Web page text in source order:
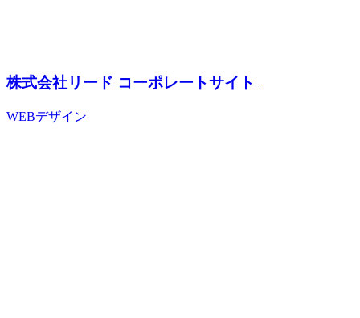
株式会社リード コーポレートサイト
WEBデザイン